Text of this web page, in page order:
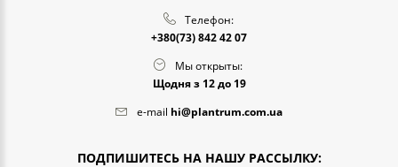
Телефон:
+380(73) 842 42 07
Мы открыты:
Щодня з 12 до 19
e-mail hi@plantrum.com.ua
ПОДПИШИТЕСЬ НА НАШУ РАССЫЛКУ: